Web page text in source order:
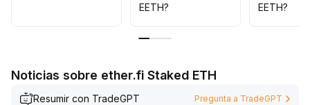
proporción del tamaño total de los activos respecto de
demuestra una mayor voluntad de asignación
En el corto plazo, la volatilidad en tasas de fondeo y el
sentimiento de mercado sigue siendo elevada.
EETH?
EETH?
Noticias sobre ether.fi Staked ETH
Resumir con TradeGPT Pregunta a TradeGPT